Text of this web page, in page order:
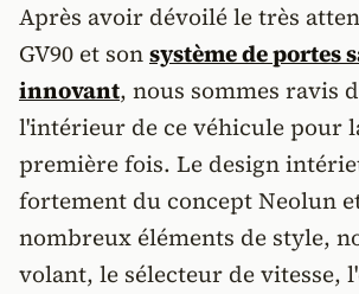
Après avoir dévoilé le très
GV90 et sonsystème de portes
innovant, nous sommes ravis
l'intérieur de ce véhicule pour
première fois. Le design
fortement du concept Neolun
nombreux éléments de style,
volant, le sélecteur de vitesse,